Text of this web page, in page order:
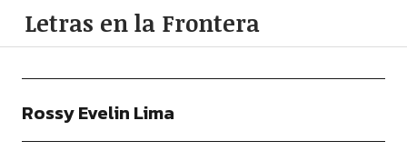
Letras en la Frontera
Rossy Evelin Lima